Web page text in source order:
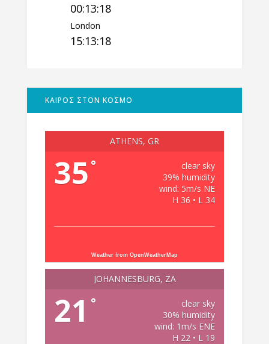
00:13:18
London
15:13:18
ΚΑΙΡΟΣ ΣΤΟΝ ΚΟΣΜΟ
ATHENS, GR
35 °
clear sky
39% humidity
wind: 5m/s NE
H 36 • L 34
Weather from OpenWeatherMap
JOHANNESBURG, ZA
21 °
clear sky
30% humidity
wind: 1m/s ENE
H 22 • L 19